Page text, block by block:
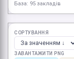
База: 95 закладів
СОРТУВАННЯ
ЗАВАНТАЖИТИ PNG